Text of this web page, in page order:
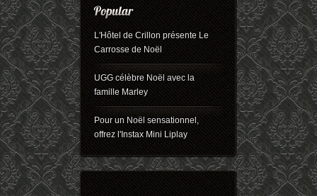
L'Hôtel de Crillon présente Le
Carrosse de Noël
UGG célèbre Noël avec la
famille Marley
Pour un Noël sensationnel,
offrez l'Instax Mini Liplay